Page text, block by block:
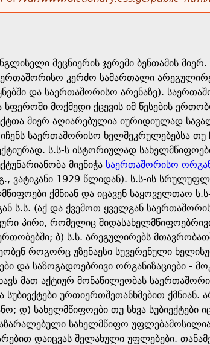
მეცნიერის ჯერემი ბენთამის
კერძო სამართალი
და საერთაშორისო არენაზე).
მოქმედი ქცევის იმ წესების
მიერ აღიარებულია იურიდიულად
საერთაშორისო ხელშეკრულებებსა
ს.ს-ს ისტორიულად
მიენიჭა საერთაშორისო
ვატიკანი 1929 წლიდან). ს.ს-ის
ქმნიან და იცავენ საყოველთაო
ს.ს. (აქ და ქვემოთ ყველგან
პირი, რომელიც
ბ) ს.ს. არეგულირებს
როგორც უზენაესი სუვერენული
და საზოგადოებრივი ორგანიზაციები
მათ აქტიურ მონაწილეობას
სუბიექტები ურთიერთშეთანხმებით
დ) სახელმწიფოები თუ სხვა სუბიექტები
სახელმწიფო უფლებამოსილია
დაიცვას შელახული უფლებები.